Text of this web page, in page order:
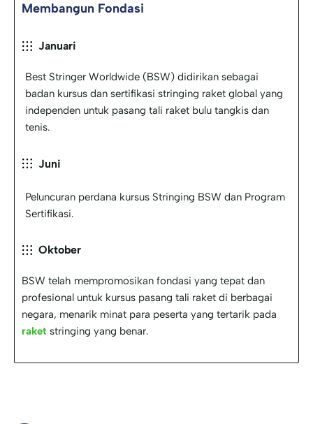
Membangun Fondasi
Januari
Best Stringer Worldwide (BSW) didirikan sebagai
badan kursus dan sertifikasi stringing raket global yang
independen untuk pasang tali raket bulu tangkis dan
tenis.
Juni
Peluncuran perdana kursus Stringing BSW dan Program
Sertifikasi.
Oktober
BSW telah mempromosikan fondasi yang tepat dan
profesional untuk kursus pasang tali raket di berbagai
negara, menarik minat para peserta yang tertarik pada
raket stringing yang benar.